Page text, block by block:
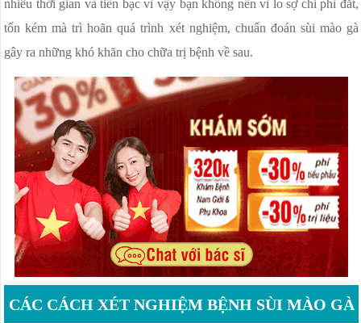
nhiều thời gian và tiền bạc vì vậy bạn không nên vì lo sợ chi phí đắt,
tốn kém mà trì hoãn quá trình xét nghiệm, chuẩn đoán sùi mào gà
gây ra những khó khăn cho chữa trị bệnh về sau.
CÁC CÁCH XÉT NGHIỆM BỆNH SÙI MÀO GÀ